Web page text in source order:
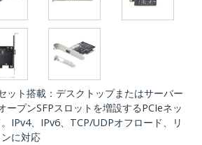
ット搭載：デスクトップまたはサーバー
ープンSFPスロットを増設するPCIeネッ
IPv4、IPv6、TCP/UDPオフロード、リ
に対応